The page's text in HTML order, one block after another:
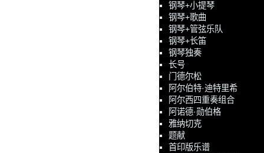
钢琴+小提琴
钢琴+歌曲
钢琴+管弦乐队
钢琴+长笛
钢琴独奏
长号
门德尔松
阿尔伯特·迪特里希
阿尔西四重奏组合
阿诺德·勋伯格
雅纳切克
题献
首印版乐谱